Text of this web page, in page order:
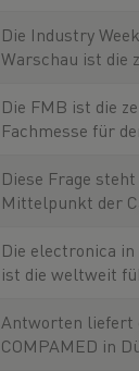
Experimente,
Stationen und
Die Industry
Warschau ist die
Osteuropa. Hier
Die FMB ist die
Fachmesse für
sich alles um die
Diese Frage
Mittelpunkt der
Offenburg. Dich
spannende
Die electronica
ist die weltweit
dreht sich alles
Antworten liefert
COMPAMED in